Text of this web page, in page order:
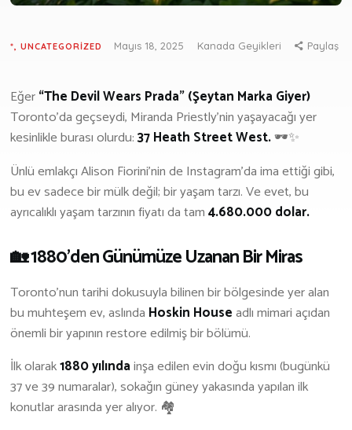
HAKKIMIZDA
İLETIŞIM
İş Birliği Ve Sponsorluk
* ,UNCATEGORIZED Mayıs 18, 2025 Kanada Geyikleri Paylaş
Eğer“The Devil Wears Prada” (Şeytan Marka Giyer)
Toronto’da geçseydi, Miranda Priestly’nin yaşayacağı yer
kesinlikle burası olurdu:37 Heath Street West.🕶️✨
Ünlü emlakçı Alison Fiorini’nin de Instagram’da ima ettiği gibi,
bu ev sadece bir mülk değil; bir yaşam tarzı. Ve evet, bu
ayrıcalıklı yaşam tarzının fiyatı da tam4.680.000 dolar.
🏡 1880’den Günümüze Uzanan Bir Miras
Toronto’nun tarihi dokusuyla bilinen bir bölgesinde yer alan
bu muhteşem ev, aslında Hoskin Houseadlı mimari açıdan
önemli bir yapının restore edilmiş bir bölümü.
İlk olarak1880 yılındainşa edilen evin doğu kısmı (bugünkü
37 ve 39 numaralar), sokağın güney yakasında yapılan ilk
konutlar arasında yer alıyor. 🏘️